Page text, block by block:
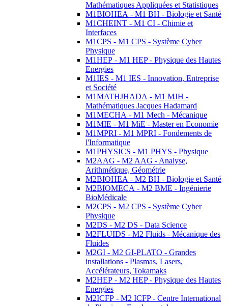
Mathématiques Appliquées et Statistiques
M1BIOHEA - M1 BH - Biologie et Santé
M1CHEINT - M1 CI - Chimie et
Interfaces
M1CPS - M1 CPS - Système Cyber
Physique
M1HEP - M1 HEP - Physique des Hautes
Energies
M1IES - M1 IES - Innovation, Entreprise
et Société
M1MATHJHADA - M1 MJH -
Mathématiques Jacques Hadamard
M1MECHA - M1 Mech - Mécanique
M1MIE - M1 MiE - Master en Economie
M1MPRI - M1 MPRI - Fondements de
l'Informatique
M1PHYSICS - M1 PHYS - Physique
M2AAG - M2 AAG - Analyse,
Arithmétique, Géométrie
M2BIOHEA - M2 BH - Biologie et Santé
M2BIOMECA - M2 BME - Ingénierie
BioMédicale
M2CPS - M2 CPS - Système Cyber
Physique
M2DS - M2 DS - Data Science
M2FLUIDS - M2 Fluids - Mécanique des
Fluides
M2GI - M2 GI-PLATO - Grandes
installations - Plasmas, Lasers,
Accélérateurs, Tokamaks
M2HEP - M2 HEP - Physique des Hautes
Energies
M2ICFP - M2 ICFP - Centre International